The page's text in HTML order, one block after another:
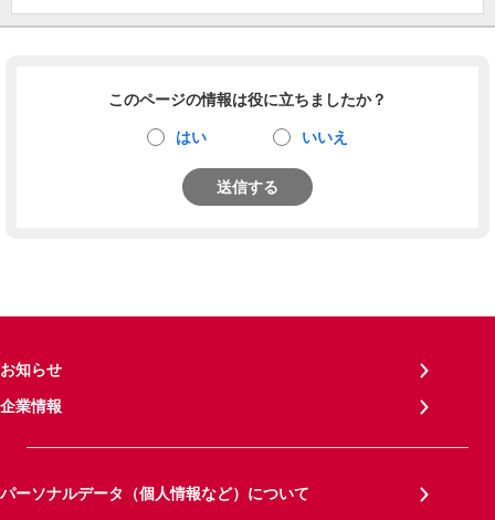
このページの情報は役に立ちましたか？
はい いいえ
送信する
お知らせ
企業情報
パーソナルデータ（個人情報など）について